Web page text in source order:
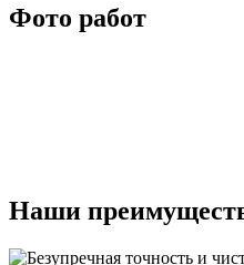
Фото работ
Наши